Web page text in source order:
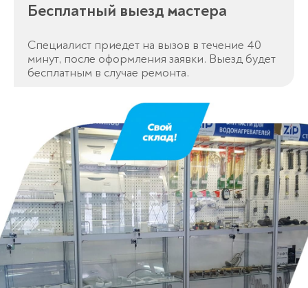
Бесплатный выезд мастера
Специалист приедет на вызов в течение 40
минут, после оформления заявки. Выезд будет
бесплатным в случае ремонта.